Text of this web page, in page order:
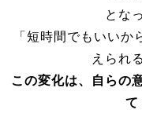
とな
「短時間でもいい
えられ
この変化は、自らの
て